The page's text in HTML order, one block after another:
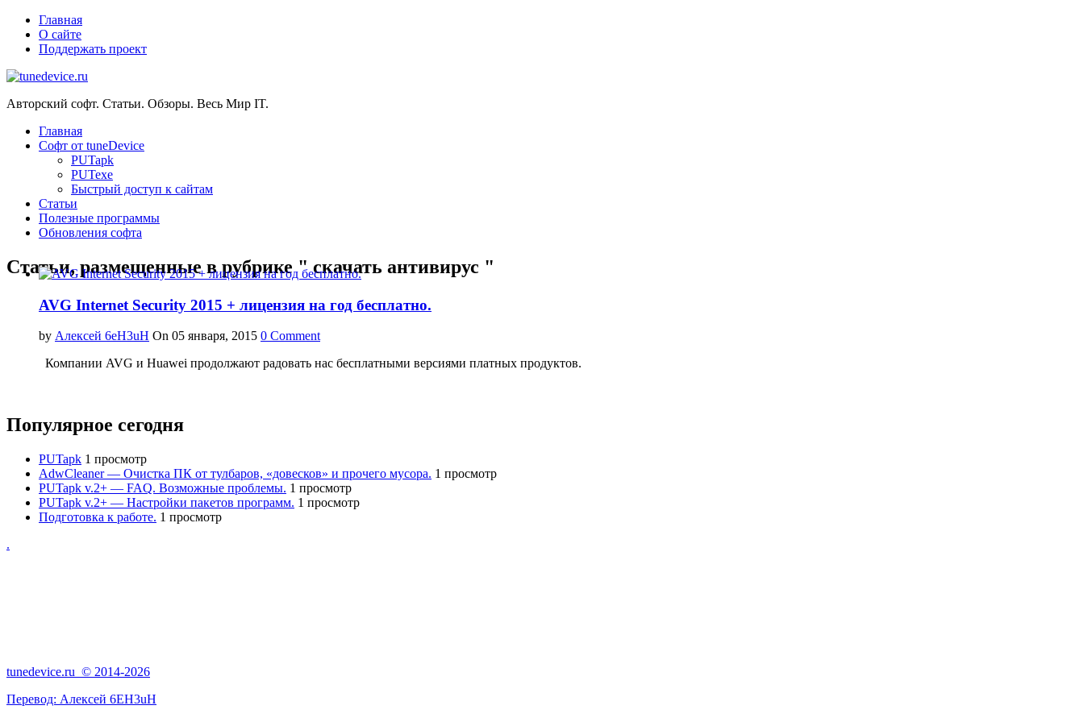
Главная
О сайте
Поддержать проект
Авторский софт. Статьи. Обзоры. Весь Мир IT.
Главная
Софт от tuneDevice
PUTapk
PUTexe
Быстрый доступ к сайтам
Cтатьи
Полезные программы
Обновления софта
Статьи, размещенные в рубрике " скачать антивирус "
AVG Internet Security 2015 + лицензия на год бесплатно.
by Алексей 6eH3uH On 05 января, 2015 0 Comment
Компании AVG и Huawei продолжают радовать нас бесплатными версиями платных продуктов.
Популярное сегодня
PUTapk 1 просмотр
AdwCleaner — Очистка ПК от тулбаров, «довесков» и прочего мусора. 1 просмотр
PUTapk v.2+ — FAQ. Возможные проблемы. 1 просмотр
PUTapk v.2+ — Настройки пакетов программ. 1 просмотр
Подготовка к работе. 1 просмотр
.
tunedevice.ru © 2014-2026
Перевод: Алексей 6EH3uH